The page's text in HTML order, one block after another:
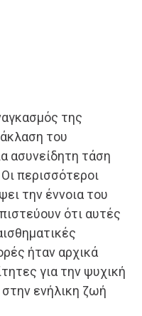
της
του
ασυνείδητη τάση
περισσότεροι
την έννοια του
ότι αυτές
ήταν αρχικά
για την ψυχική
ενήλικη ζωή